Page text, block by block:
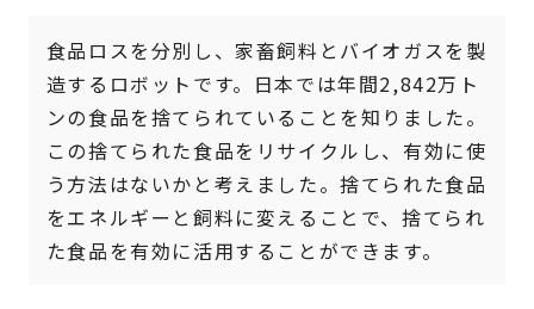
食品ロスを分別し、家畜飼料とバイオガスを製
造するロボットです。日本では年間2,842万ト
ンの食品を捨てられていることを知りました。
この捨てられた食品をリサイクルし、有効に使
う方法はないかと考えました。捨てられた食品
をエネルギーと飼料に変えることで、捨てられ
た食品を有効に活用することができます。